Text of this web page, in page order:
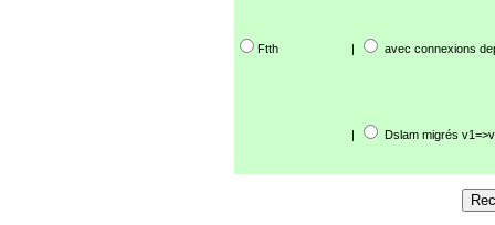
Ftth | avec connexions
| Dslam migrés